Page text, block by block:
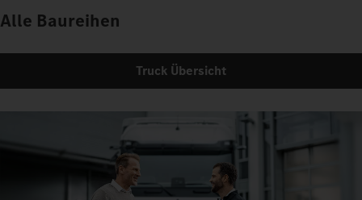
Alle Baureihen
Truck Übersicht